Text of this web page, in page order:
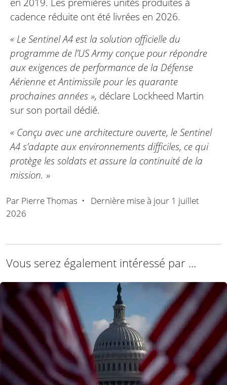
cadence réduite ont été livrées en 2026.
« Le Sentinel A4 est la solution officielle du
programme de l’US Army conçue pour répondre
aux exigences de performance de la Défense
Aérienne et Antimissile pour les quarante
prochaines années », déclare Lockheed Martin
sur son portail dédié.
« Conçu avec une architecture ouverte, le Sentinel
A4 s’adapte aux environnements difficiles, ce qui
protège les soldats et assure la continuité de la
mission. »
Par Pierre Thomas • Dernière mise à jour 1 juillet
2026
Vous serez également intéressé par ...